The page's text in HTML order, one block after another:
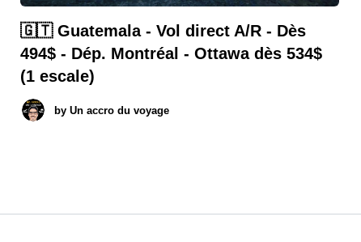
🇬🇹 Guatemala - Vol direct A/R - Dès
494$ - Dép. Montréal - Ottawa dès 534$
(1 escale)
by Un accro du voyage